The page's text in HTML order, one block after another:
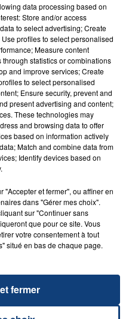
: UNE FEMME ET
ET LA...
bébé de trois mois
data processing based on
Store and/or access
to select advertising; Create
profiles to select personalised
Measure content
statistics or combinations
and improve services; Create
to select personalised
Ensure security, prevent and
present advertising and content;
These technologies may
and browsing data to offer
based on information actively
Match and combine data from
Identify devices based on
"Accepter et fermer", ou affiner en
dans "Gérer mes choix".
sur "Continuer sans
que pour ce site. Vous
votre consentement à tout
situé en bas de chaque page.
fermer